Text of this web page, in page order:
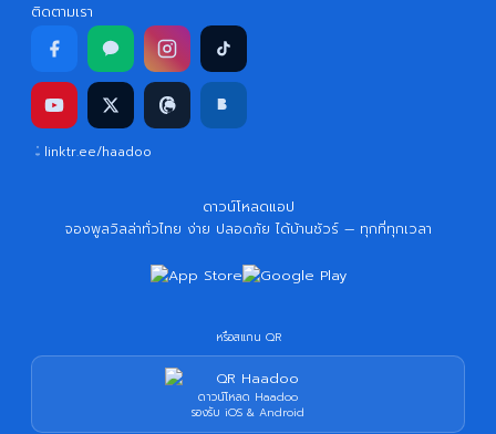
ติดตามเรา
linktr.ee/haadoo
ดาวน์โหลดแอป
จองพูลวิลล่าทั่วไทย ง่าย ปลอดภัย ได้บ้านชัวร์ — ทุกที่ทุกเวลา
หรือสแกน QR
ดาวน์โหลด Haadoo
รองรับ iOS & Android